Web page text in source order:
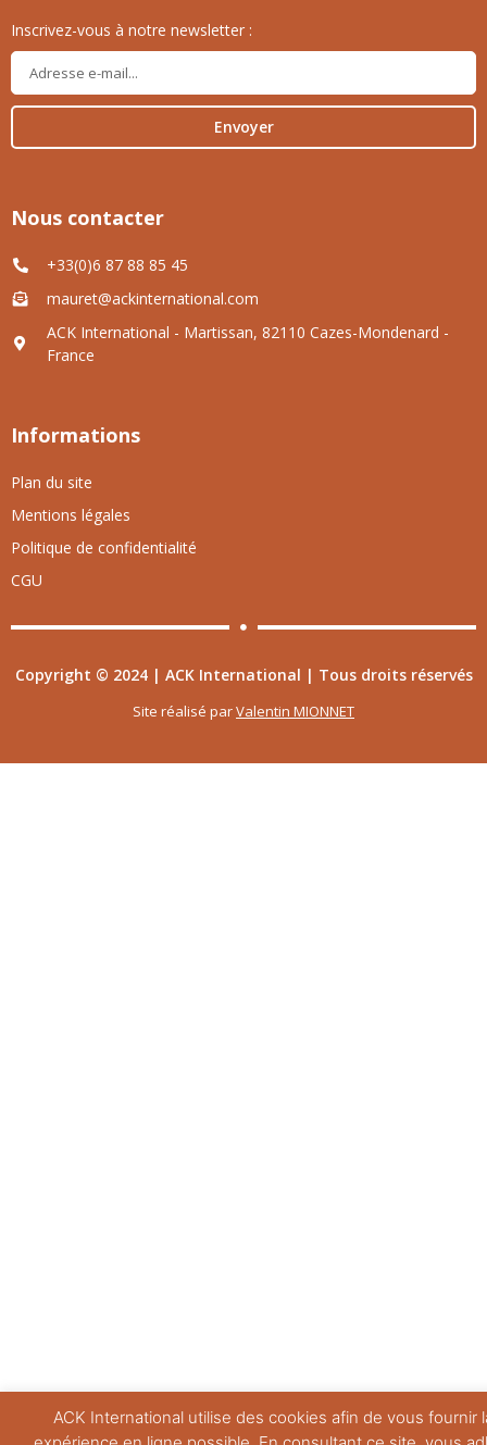
Inscrivez-vous à notre newsletter :
Envoyer
Nous contacter
+33(0)6 87 88 85 45
mauret@ackinternational.com
ACK International - Martissan, 82110 Cazes-Mondenard -
France
Informations
Plan du site
Mentions légales
Politique de confidentialité
CGU
Copyright © 2024 | ACK International | Tous droits réservés
Site réalisé parValentin MIONNET
ACK International utilise des cookies afin de vous fournir